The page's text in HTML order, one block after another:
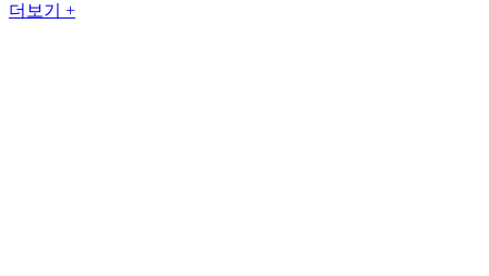
더보기 +